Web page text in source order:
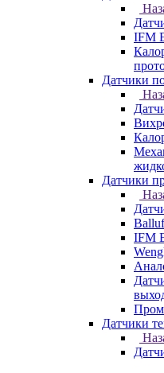
IFM
Датчики
Датчики
IFM
Датчики